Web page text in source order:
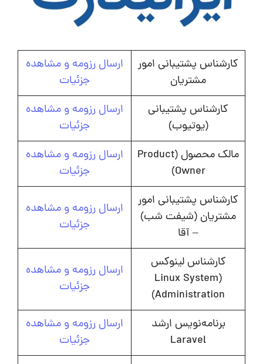
کارشناس پشتیبانی امور
مشتریان
ارسال رزومه و مشاهده
جزئیات
کارشناس پشتیبانی
(یوتیوب)
ارسال رزومه و مشاهده
جزئیات
مالک محصول (Product
Owner)
ارسال رزومه و مشاهده
جزئیات
کارشناس پشتیبانی امور
مشتریان (شیفت شب)
– آقا
ارسال رزومه و مشاهده
جزئیات
کارشناس لینوکس
(Linux System
Administration)
ارسال رزومه و مشاهده
جزئیات
برنامه‌نویس ارشد
Laravel
ارسال رزومه و مشاهده
جزئیات